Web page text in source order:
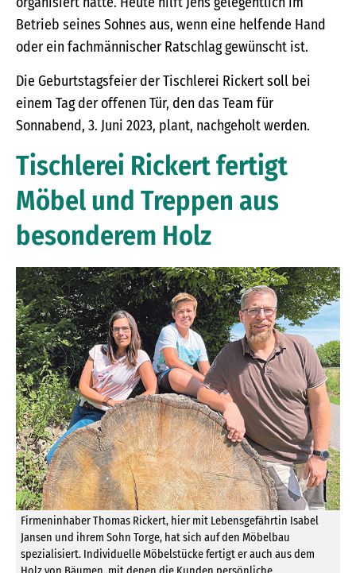
Betrieb seines Sohnes aus, wenn eine helfende Hand
oder ein fachmännischer Ratschlag gewünscht ist.
Die Geburtstagsfeier der Tischlerei Rickert soll bei
einem Tag der offenen Tür, den das Team für
Sonnabend, 3. Juni 2023, plant, nachgeholt werden.
Tischlerei Rickert fertigt
Möbel und Treppen aus
besonderem Holz
Firmeninhaber Thomas Rickert, hier mit Lebensgefährtin Isabel
Jansen und ihrem Sohn Torge, hat sich auf den Möbelbau
spezialisiert. Individuelle Möbelstücke fertigt er auch aus dem